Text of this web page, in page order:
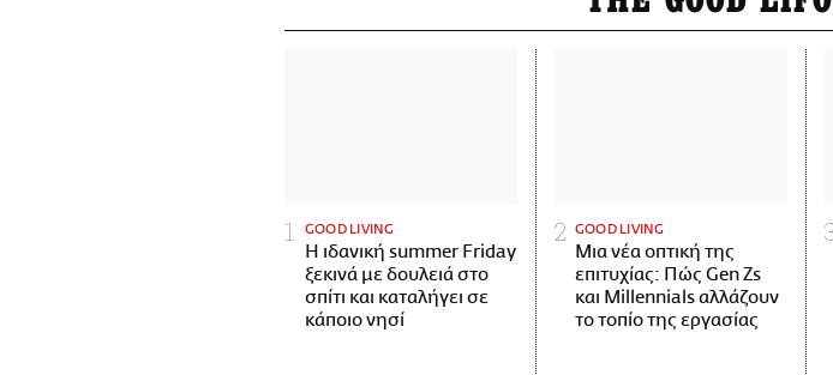
GOOD LIVING
Η ιδανική summer Friday
ξεκινά με δουλειά στο
σπίτι και καταλήγει σε
κάποιο νησί
GOOD LIVING
Μια νέα οπτική της
επιτυχίας: Πώς Gen Zs
και Millennials αλλάζουν
το τοπίο της εργασίας